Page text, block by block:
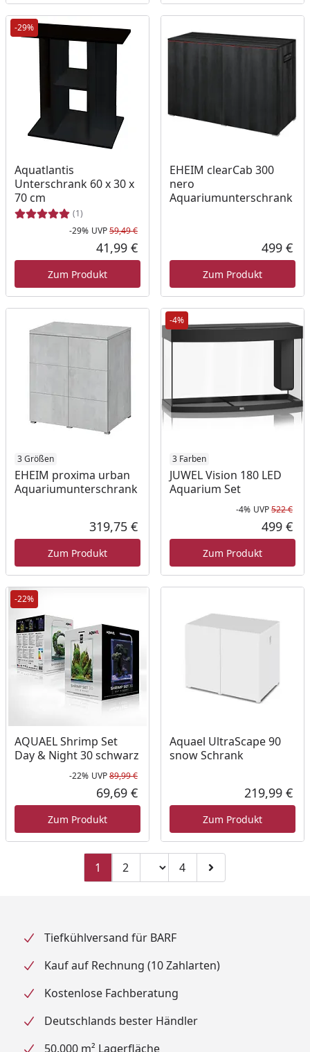
-29%
Aquatlantis
Unterschrank 60 x 30 x
70 cm
(1)
Rabatt in Prozent
-29%
Ursprünglicher Preis
UVP59,49 €
Aktueller Preis
41,99 €
Zum Produkt
EHEIM clearCab 300
nero
Aquariumunterschrank
499 €
Zum Produkt
3 Größen
EHEIM proxima urban
Aquariumunterschrank
Aktueller Preis
319,75 €
Zum Produkt
-4%
3 Farben
JUWEL Vision 180 LED
Aquarium Set
-4% UVP522 €
499 €
Zum Produkt
-22%
AQUAEL Shrimp Set
Day & Night 30 schwarz
Rabatt in Prozent
-22%
Ursprünglicher Preis
UVP89,99 €
Aktueller Preis
69,69 €
Zum Produkt
Aquael UltraScape 90
snow Schrank
219,99 €
Zum Produkt
1 Zu Seite 2
2 Seitenzahl ändern
Zu Seite 4
4 Zur nächsten Seite
Tiefkühlversand für BARF
Kauf auf Rechnung (10 Zahlarten)
Kostenlose Fachberatung
Deutschlands bester Händler
50.000 m² Lagerfläche